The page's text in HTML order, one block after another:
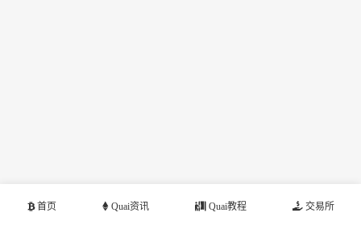
首页 Quai资讯 Quai教程 交易所